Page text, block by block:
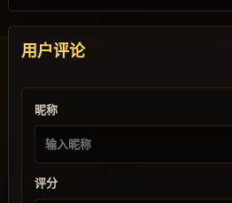
用户评论
昵称
评分